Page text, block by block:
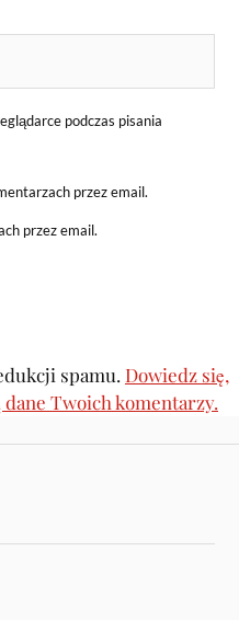
podczas pisania
przez email.
przez email.
spamu. Dowiedz się,
Twoich komentarzy.